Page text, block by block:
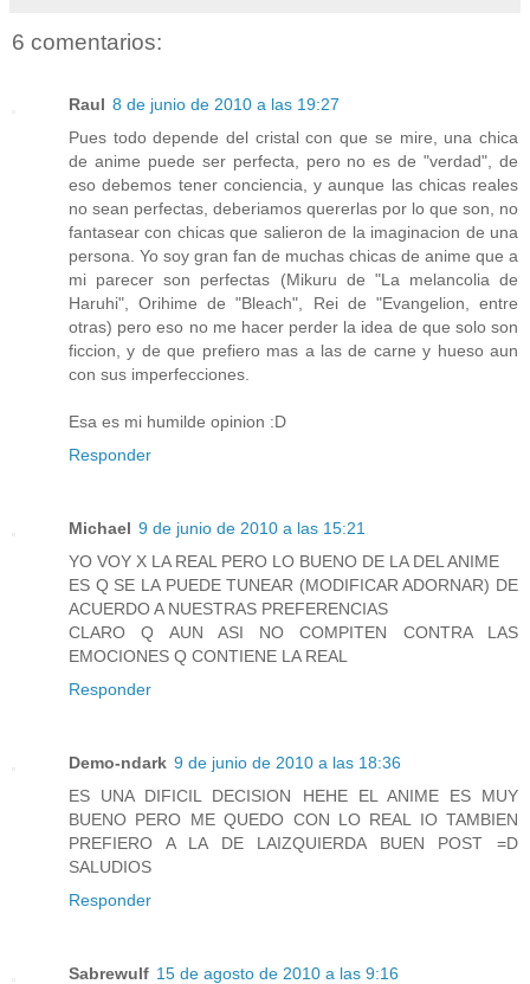
6 comentarios:
Raul 8 de junio de 2010 a las 19:27
Pues todo depende del cristal con que se mire, una chica
de anime puede ser perfecta, pero no es de "verdad", de
eso debemos tener conciencia, y aunque las chicas reales
no sean perfectas, deberiamos quererlas por lo que son, no
fantasear con chicas que salieron de la imaginacion de una
persona. Yo soy gran fan de muchas chicas de anime que a
mi parecer son perfectas (Mikuru de "La melancolia de
Haruhi", Orihime de "Bleach", Rei de "Evangelion, entre
otras) pero eso no me hacer perder la idea de que solo son
ficcion, y de que prefiero mas a las de carne y hueso aun
con sus imperfecciones.
Esa es mi humilde opinion :D
Responder
Michael 9 de junio de 2010 a las 15:21
YO VOY X LA REAL PERO LO BUENO DE LA DEL ANIME
ES Q SE LA PUEDE TUNEAR (MODIFICAR ADORNAR) DE
ACUERDO A NUESTRAS PREFERENCIAS
CLARO Q AUN ASI NO COMPITEN CONTRA LAS
EMOCIONES Q CONTIENE LA REAL
Responder
Demo-ndark 9 de junio de 2010 a las 18:36
ES UNA DIFICIL DECISION HEHE EL ANIME ES MUY
BUENO PERO ME QUEDO CON LO REAL IO TAMBIEN
PREFIERO A LA DE LAIZQUIERDA BUEN POST =D
SALUDIOS
Responder
Sabrewulf 15 de agosto de 2010 a las 9:16